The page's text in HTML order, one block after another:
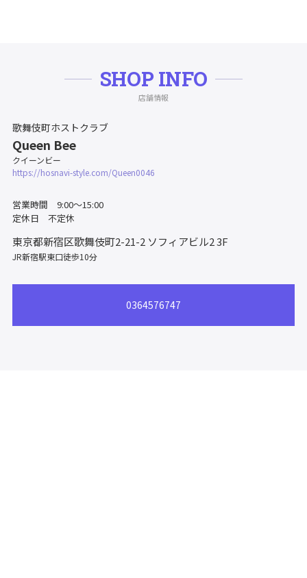
SHOP INFO
店舗情報
歌舞伎町ホストクラブ
Queen Bee
クイーンビー
https://hosnavi-style.com/Queen0046
営業時間 9:00〜15:00
定休日 不定休
東京都新宿区歌舞伎町2-21-2 ソフィアビル2 3F
JR新宿駅東口徒歩10分
0364576747